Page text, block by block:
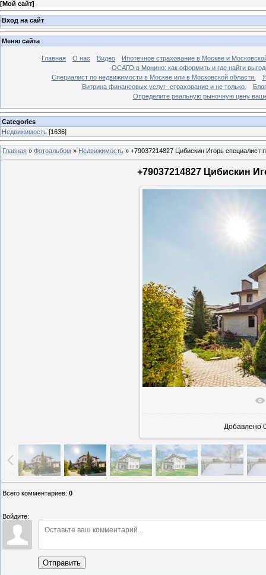
[Мой сайт]
Вход на сайт
Меню сайта
Главная О нас Видео
Ипотечное страхование в Москве и
ОСАГО в Монино: как оформить и где найти
Специалист по недвижимости в Москве или в Московской области.
Витрина финансовых услуг- страхование и не только.
Блог
Определите реальную рыночную цену
Categories
Недвижимость [1636]
Главная » Фотоальбом » Недвижимость » +79037214827 Цибискин Игорь специалист
+79037214827 Цибискин
В
Добавлено
Всего комментариев: 0
Войдите:
Отправить